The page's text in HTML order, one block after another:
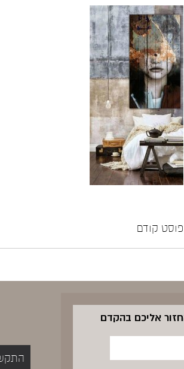
פוסט קודם
אליכם בהקדם
התקשרו